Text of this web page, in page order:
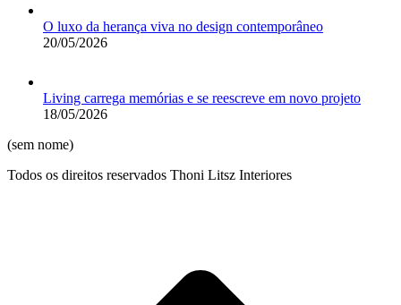
O luxo da herança viva no design contemporâneo
20/05/2026
Living carrega memórias e se reescreve em novo projeto
18/05/2026
(sem nome)
Todos os direitos reservados Thoni Litsz Interiores